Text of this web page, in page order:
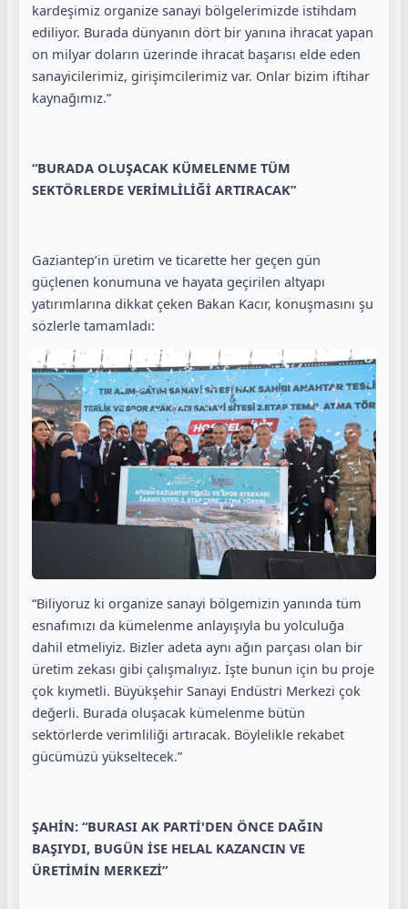
kardeşimiz organize sanayi bölgelerimizde istihdam
ediliyor. Burada dünyanın dört bir yanına ihracat yapan
on milyar doların üzerinde ihracat başarısı elde eden
sanayicilerimiz, girişimcilerimiz var. Onlar bizim iftihar
kaynağımız.”
“BURADA OLUŞACAK KÜMELENME TÜM
SEKTÖRLERDE VERİMLİLİĞİ ARTIRACAK”
Gaziantep’in üretim ve ticarette her geçen gün
güçlenen konumuna ve hayata geçirilen altyapı
yatırımlarına dikkat çeken Bakan Kacır, konuşmasını şu
sözlerle tamamladı:
“Biliyoruz ki organize sanayi bölgemizin yanında tüm
esnafımızı da kümelenme anlayışıyla bu yolculuğa
dahil etmeliyiz. Bizler adeta aynı ağın parçası olan bir
üretim zekası gibi çalışmalıyız. İşte bunun için bu proje
çok kıymetli. Büyükşehir Sanayi Endüstri Merkezi çok
değerli. Burada oluşacak kümelenme bütün
sektörlerde verimliliği artıracak. Böylelikle rekabet
gücümüzü yükseltecek.”
ŞAHİN: “BURASI AK PARTİ'DEN ÖNCE DAĞIN
BAŞIYDI, BUGÜN İSE HELAL KAZANCIN VE
ÜRETİMİN MERKEZİ”